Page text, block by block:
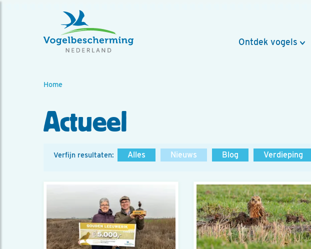
Ontdek vogels
Home
Actueel
Verfijn resultaten: Alles Nieuws Blog Verdieping